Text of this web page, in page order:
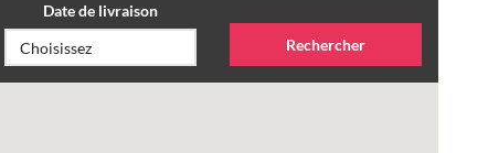
Date de livraison